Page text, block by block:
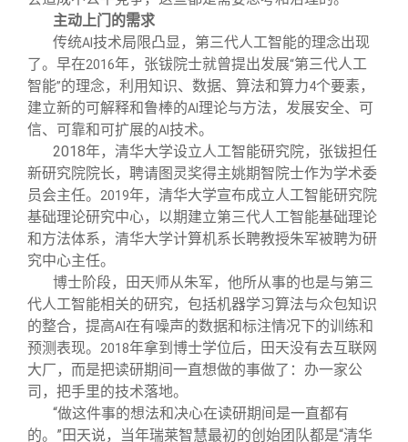
主动上门的需求
传统AI技术局限凸显，第三代人工智能的理念出现
了。早在2016年，张钹院士就曾提出发展“第三代人工
智能”的理念，利用知识、数据、算法和算力4个要素，
建立新的可解释和鲁棒的AI理论与方法，发展安全、可
信、可靠和可扩展的AI技术。
2018年，清华大学设立人工智能研究院，张钹担任
新研究院院长，聘请图灵奖得主姚期智院士作为学术委
员会主任。
2019年，清华大学宣布成立人工智能研究院
基础理论研究中心，以期建立第三代人工智能基础理论
和方法体系，清华大学计算机系长聘教授朱军被聘为研
究中心主任。
博士阶段，田天师从朱军，他所从事的也是与第三
代人工智能相关的研究，包括机器学习算法与众包知识
的整合，提高AI在有噪声的数据和标注情况下的训练和
预测表现。
2018年拿到博士学位后，田天没有去互联网
大厂，而是把读研期间一直想做的事做了：办一家公
司，把手里的技术落地。
“做这件事的想法和决心在读研期间是一直都有
的。”田天说，当年瑞莱智慧最初的创始团队都是“清华